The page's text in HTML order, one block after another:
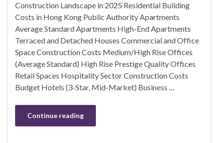
Construction Landscape in 2025 Residential Building
Costs in Hong Kong Public Authority Apartments
Average Standard Apartments High-End Apartments
Terraced and Detached Houses Commercial and Office
Space Construction Costs Medium/High Rise Offices
(Average Standard) High Rise Prestige Quality Offices
Retail Spaces Hospitality Sector Construction Costs
Budget Hotels (3-Star, Mid-Market) Business …
Continue reading